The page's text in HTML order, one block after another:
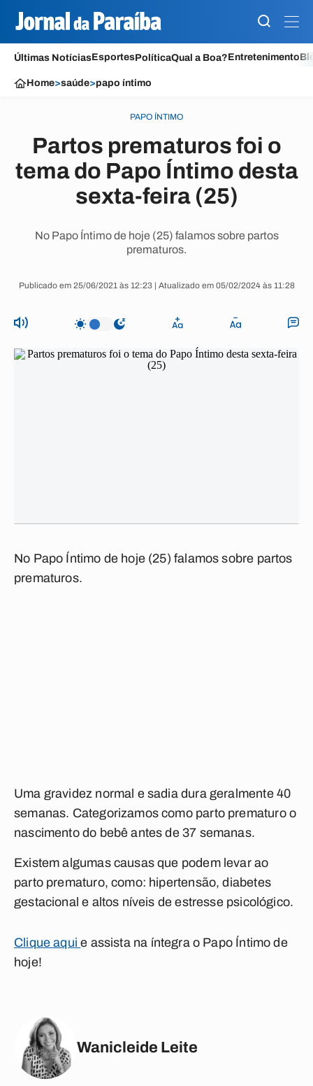
Últimas NotíciasEsportesPolíticaQual a Boa?Entretenimento
Home>saúde>papo íntimo
PAPO ÍNTIMO
Partos prematuros foi o
tema do Papo Íntimo desta
sexta-feira (25)
No Papo Íntimo de hoje (25) falamos sobre partos
prematuros.
Publicado em 25/06/2021 às 12:23 | Atualizado em 05/02/2024 às 11:28
No Papo Íntimo de hoje (25) falamos sobre partos
prematuros.
Uma gravidez normal e sadia dura geralmente 40
semanas. Categorizamos como parto prematuro o
nascimento do bebê antes de 37 semanas.
Existem algumas causas que podem levar ao
parto prematuro, como: hipertensão, diabetes
gestacional e altos níveis de estresse psicológico.
Clique aqui e assista na íntegra o Papo Íntimo de
hoje!
Wanicleide Leite